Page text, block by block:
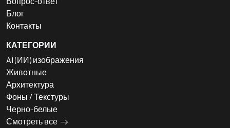
Блог
Контакты
КАТЕГОРИИ
AI (ИИ) изображения
Животные
Архитектура
Фоны / Текстуры
Черно-белые
Смотреть все